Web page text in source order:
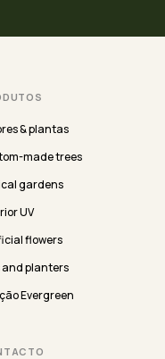
& plantas
made trees
gardens
UV
flowers
and planters
Evergreen